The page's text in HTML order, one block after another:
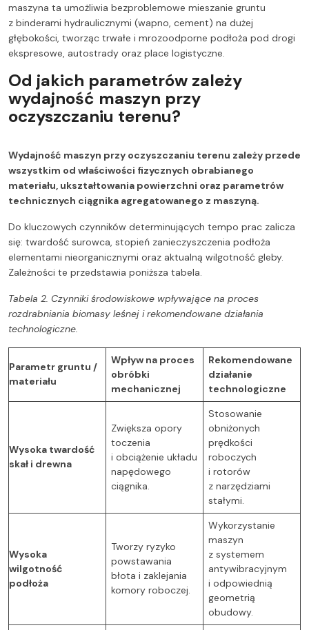
maszyna ta umożliwia bezproblemowe mieszanie gruntu
z binderami hydraulicznymi (wapno, cement) na dużej
głębokości, tworząc trwałe i mrozoodporne podłoża pod drogi
ekspresowe, autostrady oraz place logistyczne.
Od jakich parametrów zależy
wydajność maszyn przy
oczyszczaniu terenu?
Wydajność maszyn przy oczyszczaniu terenu zależy przede
wszystkim od właściwości fizycznych obrabianego
materiału, ukształtowania powierzchni oraz parametrów
technicznych ciągnika agregatowanego z maszyną.
Do kluczowych czynników determinujących tempo prac zalicza
się: twardość surowca, stopień zanieczyszczenia podłoża
elementami nieorganicznymi oraz aktualną wilgotność gleby.
Zależności te przedstawia poniższa tabela.
Tabela 2. Czynniki środowiskowe wpływające na proces
rozdrabniania biomasy leśnej i rekomendowane działania
technologiczne.
Parametr gruntu /
materiału
Wpływ na proces
obróbki
mechanicznej
Rekomendowane
działanie
technologiczne
Wysoka twardość
skał i drewna
Zwiększa opory
toczenia
i obciążenie układu
napędowego
ciągnika.
Stosowanie
obniżonych
prędkości
roboczych
i rotorów
z narzędziami
stałymi.
Wysoka
wilgotność
podłoża
Tworzy ryzyko
powstawania
błota i zaklejania
komory roboczej.
Wykorzystanie
maszyn
z systemem
antywibracyjnym
i odpowiednią
geometrią
obudowy.